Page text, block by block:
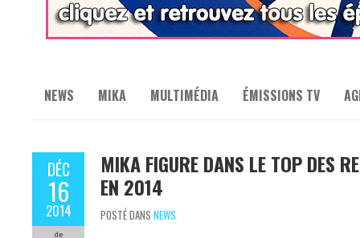
NEWS MIKA MULTIMÉDIA ÉMISSIONS TV
DÉC
16
2014
de
MIKA FIGURE DANS LE TOP DES
EN 2014
POSTÉ DANS NEWS